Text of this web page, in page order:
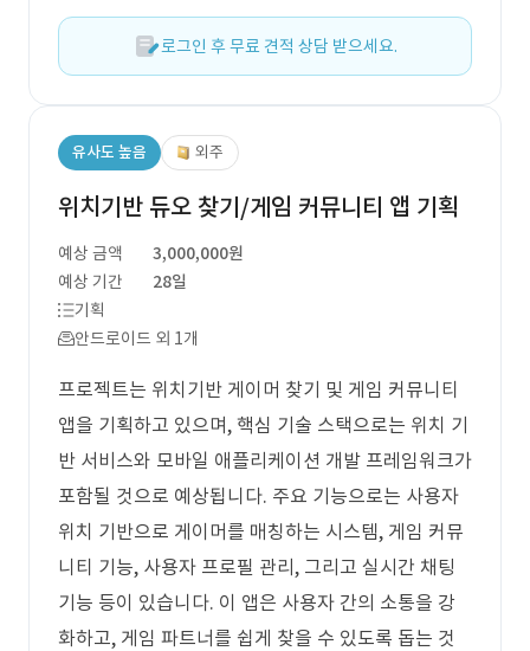
로그인 후 무료 견적 상담 받으세요.
유사도 높음 외주
위치기반 듀오 찾기/게임 커뮤니티 앱 기획
예상 금액
3,000,000원
예상 기간
28일
기획
안드로이드 외 1개
프로젝트는 위치기반 게이머 찾기 및 게임 커뮤니티
앱을 기획하고 있으며, 핵심 기술 스택으로는 위치 기
반 서비스와 모바일 애플리케이션 개발 프레임워크가
포함될 것으로 예상됩니다. 주요 기능으로는 사용자
위치 기반으로 게이머를 매칭하는 시스템, 게임 커뮤
니티 기능, 사용자 프로필 관리, 그리고 실시간 채팅
기능 등이 있습니다. 이 앱은 사용자 간의 소통을 강
화하고, 게임 파트너를 쉽게 찾을 수 있도록 돕는 것